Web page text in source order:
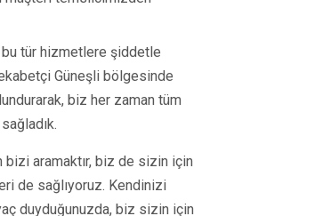
bu tür hizmetlere şiddetle
Güneşli bölgesinde
biz her zaman tüm
bizi aramaktır, biz de sizin için
de sağlıyoruz. Kendinizi
duyduğunuzda, biz sizin için